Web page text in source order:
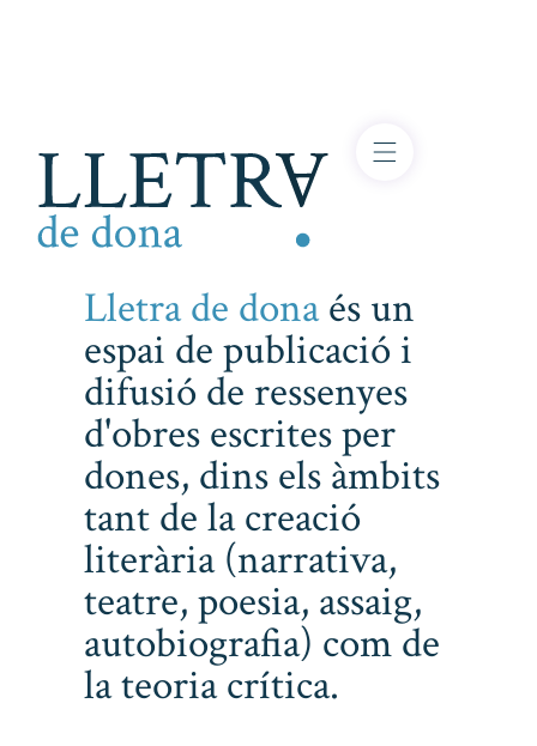
Lletra de donaés un
espai de publicació i
difusió de ressenyes
d'obres escrites per
dones, dins els àmbits
tant de la creació
literària (narrativa,
teatre, poesia, assaig,
autobiografia) com de
la teoria crítica.